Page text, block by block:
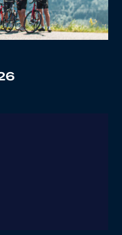
Valentin